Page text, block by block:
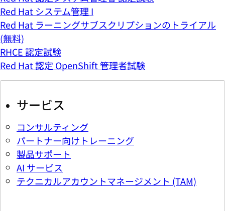
Red Hat システム管理 I
Red Hat ラーニングサブスクリプションのトライアル
(無料)
RHCE 認定試験
Red Hat 認定 OpenShift 管理者試験
サービス
コンサルティング
パートナー向けトレーニング
製品サポート
AI サービス
テクニカルアカウントマネージメント (TAM)